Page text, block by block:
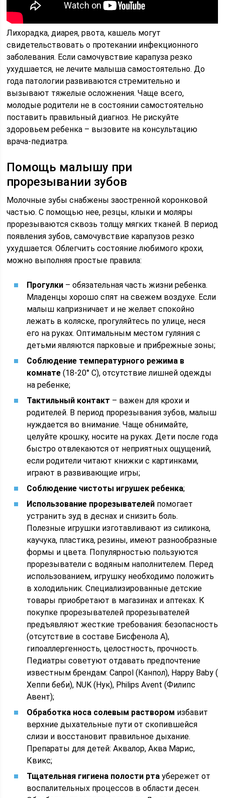
Лихорадка, диарея, рвота, кашель могут
свидетельствовать о протекании инфекционного
заболевания. Если самочувствие карапуза резко
ухудшается, не лечите малыша самостоятельно. До
года патологии развиваются стремительно и
вызывают тяжелые осложнения. Чаще всего,
молодые родители не в состоянии самостоятельно
поставить правильный диагноз. Не рискуйте
здоровьем ребенка – вызовите на консультацию
врача-педиатра.
Помощь малышу при
прорезывании зубов
Молочные зубы снабжены заостренной коронковой
частью. С помощью нее, резцы, клыки и моляры
прорезываются сквозь толщу мягких тканей. В период
появления зубов, самочувствие карапузов резко
ухудшается. Облегчить состояние любимого крохи,
можно выполняя простые правила:
Прогулки – обязательная часть жизни ребенка.
Младенцы хорошо спят на свежем воздухе. Если
малыш капризничает и не желает спокойно
лежать в коляске, прогуляйтесь по улице, неся
его на руках. Оптимальным местом гуляния с
детьми являются парковые и прибрежные зоны;
Соблюдение температурного режима в
комнате (18-20° С), отсутствие лишней одежды
на ребенке;
Тактильный контакт – важен для крохи и
родителей. В период прорезывания зубов, малыш
нуждается во внимание. Чаще обнимайте,
целуйте крошку, носите на руках. Дети после года
быстро отвлекаются от неприятных ощущений,
если родители читают книжки с картинками,
играют в развивающие игры;
Соблюдение чистоты игрушек ребенка;
Использование прорезывателей помогает
устранить зуд в деснах и снизить боль.
Полезные игрушки изготавливают из силикона,
каучука, пластика, резины, имеют разнообразные
формы и цвета. Популярностью пользуются
прорезыватели с водяным наполнителем. Перед
использованием, игрушку необходимо положить
в холодильник. Специализированные детские
товары приобретают в магазинах и аптеках. К
покупке прорезывателей прорезывателей
предъявляют жесткие требования: безопасность
(отсутствие в составе Бисфенола А),
гипоаллергенность, целостность, прочность.
Педиатры советуют отдавать предпочтение
известным брендам: Canpol (Канпол), Happy Baby (
Хеппи беби), NUK (Нук), Philips Avent (Филипс
Авент);
Обработка носа солевым раствором избавит
верхние дыхательные пути от скопившейся
слизи и восстановит правильное дыхание.
Препараты для детей: Аквалор, Аква Марис,
Квикс;
Тщательная гигиена полости рта убережет от
воспалительных процессов в области десен.